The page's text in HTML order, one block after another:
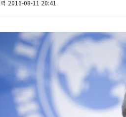
2016-08-11 20:41